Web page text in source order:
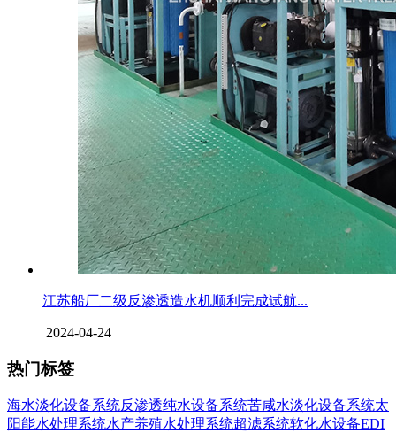
江苏船厂二级反渗透造水机顺利完成试航...
2024-04-24
热门标签
海水淡化设备系统反渗透纯水设备系统苦咸水淡化设备系统太
阳能水处理系统水产养殖水处理系统超滤系统软化水设备EDI